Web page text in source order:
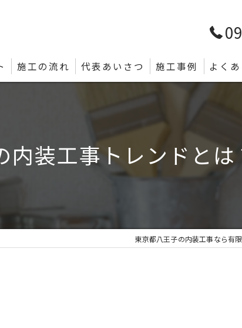
施工の流れ 代表あいさつ 施工事例 よく
内装工事トレンドとは
東京都八王子の内装工事なら有